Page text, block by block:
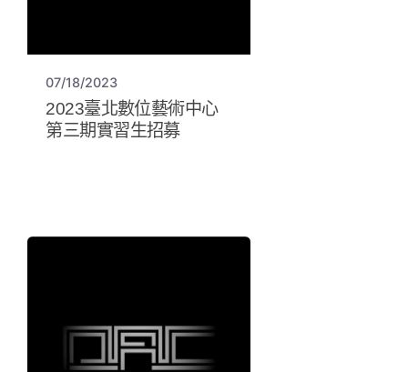
07/18/2023
2023臺北數位藝術中心
第三期實習生招募